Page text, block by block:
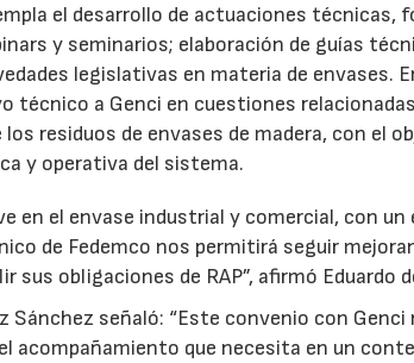
el desarrollo de actuaciones técnicas,
y seminarios; elaboración de guías
legislativas en materia de envases.
técnico a Genci en cuestiones
residuos de envases de madera, con el
y operativa del sistema.
en el envase industrial y comercial, con
de Fedemco nos permitirá seguir
sus obligaciones de RAP”, afirmó Eduardo
Sánchez señaló: “Este convenio con
acompañamiento que necesita en un